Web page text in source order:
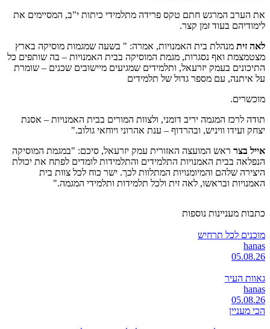
את הערב המרגש חתם טקס פרידה מתלמידי כיתות י"ב, המסיימים את
לימודיהם בעוד זמן קצר.
לאה זית מנהלת בית האמנויות, אמרה: " בשעה שמגמות מוסיקה בארץ
מצטמצמת ואף נסגרות, מגמת המוסיקה בבית האמנויות – בה שותפים כל
התיכונים בעמק יזרעאל, ותלמידים שמגיעים מיישובים שכנים – שומרת
על איתנה, עם מספר גדול של תלמידים
מוכשרים.
תודה לרכז המגמה יריב דומני, ולצוות המורים בבית האמנויות – אסנת
יצחק ועידו וויניש, ובהרדוף – ענת אהרוני ויוחאי גולוב."
אייל בצר ראש המועצה האזורית עמק יזרעאל, סיכם: "במגמת המוסיקה
הנפלאה בבית האמנויות התלמידים והתלמידות לומדים לפתח את יכולת
היצירה שלהם והמיומנויות המתלוות לכך. ישר כוח לכל צוות בית
האמנויות ובראשו, לאה זית ולכל תלמידות ותלמידי המגמה."
כתבות מעניינות נוספות
מוכנים לכל תרחיש
hanas
05.08.26
גאוות העיר
hanas
05.08.26
הכי מעניין